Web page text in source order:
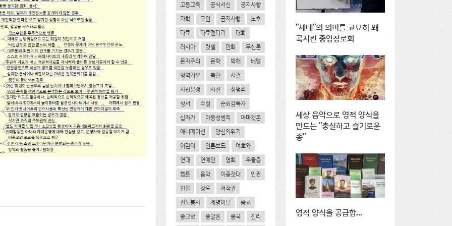
"세대"의 의미를 교묘히 왜
곡시킨 중앙장로회
세상 음악으로 영적 양식을
만드는 "충실하고 슬기로운
종"
영적 양식을 공급함...
고등교육 공식서신 공지사항
과학 구원 금지사항 노후
다큐 다큐멘터리 대회
러시아 럿셀 만화 무신론
문자주의 문학 박해 베델
병역거부 북한 사건
사법분쟁 사전 성범죄
성서 수혈 순회감독자
십자가 아동성범죄 아마겟돈
애니메이션 양심의위기
어린이 언론보도 여호와
연대 연예인 영화 우울증
웹툰 음악 이중잣대 인권
인물 장로 저작권
전도봉사 제명이탈 종교
종교학 종말론 중국 진리